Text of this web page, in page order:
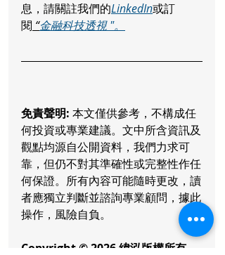
息，請關註我們的LinkedIn或訂
閱 “金融科技透視 "。
免責聲明: 本文僅供參考，不構成任
何投資或專業建議。文中所含資訊及
觀點均源自公開資料，我們力求可
靠，但仍不對其準確性或完整性作任
何保證。所有內容可能隨時更改，讀
者應獨立判斷並諮詢專業顧問，據此
操作，風險自負。
Copyright © 2026 緯泓版權所有，